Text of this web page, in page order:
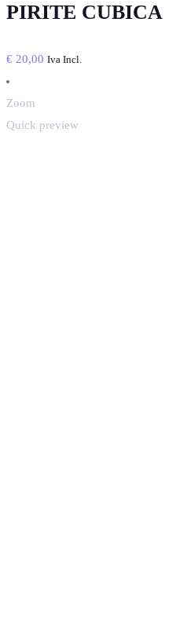
PIRITE CUBICA
€ 20,00 Iva Incl.
Zoom
Quick preview